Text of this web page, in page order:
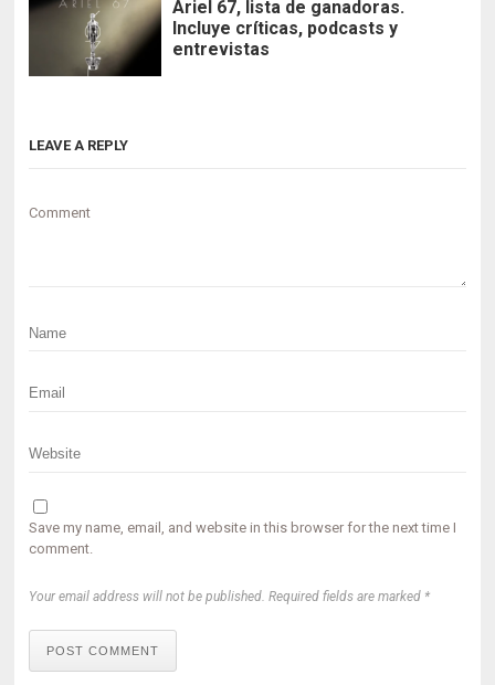
Ariel 67, lista de ganadoras.
Incluye críticas, podcasts y
entrevistas
LEAVE A REPLY
Comment
Save my name, email, and website in this browser for the next time I
comment.
Your email address will not be published. Required fields are marked *
POST COMMENT